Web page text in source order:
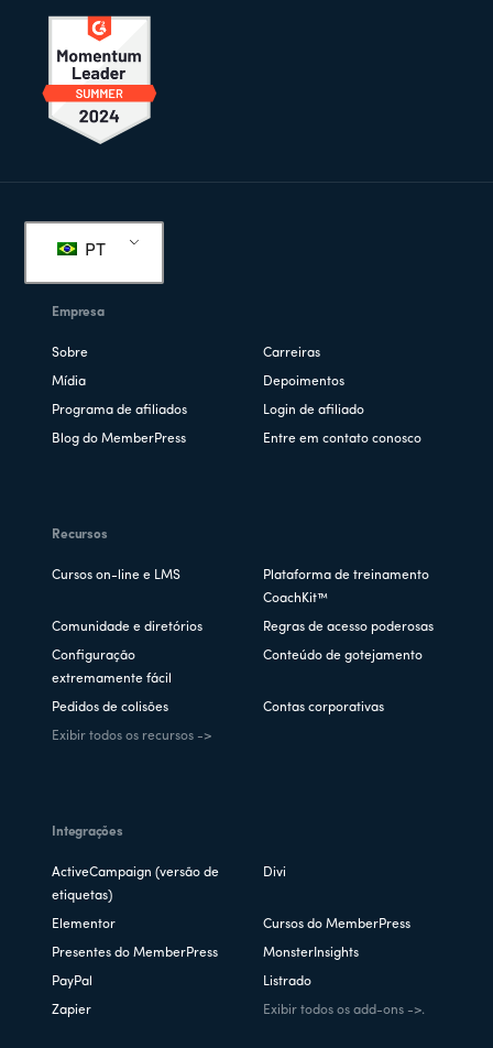
PT
Empresa
Sobre Carreiras
Mídia Depoimentos
Programa de afiliados Login de afiliado
Blog do MemberPress Entre em contato conosco
Recursos
Cursos on-line e LMS
Plataforma de treinamento
CoachKit™
Comunidade e diretórios Regras de acesso poderosas
Configuração
extremamente fácil
Conteúdo de gotejamento
Pedidos de colisões Contas corporativas
Exibir todos os recursos ->
Integrações
ActiveCampaign (versão de
etiquetas)
Divi
Elementor Cursos do MemberPress
Presentes do MemberPress MonsterInsights
PayPal Listrado
Zapier Exibir todos os add-ons ->.